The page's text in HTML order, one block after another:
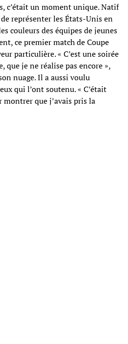
c’était un moment unique. Natif
représenter les États-Unis en
couleurs des équipes de jeunes
ce premier match de Coupe
particulière. « C’est une soirée
que je ne réalise pas encore »,
nuage. Il a aussi voulu
qui l’ont soutenu. « C’était
montrer que j’avais pris la